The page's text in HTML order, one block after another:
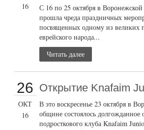
16
С 16 по 25 октября в
прошла чреда праздничных
посвященных одному из великих
еврейского народа...
Читать далее
26
ОКТ
16
Открытие Knafaim
В это воскресенье 23 октября в
общине состоялось долгожданное
подросткового клуба Knafaim